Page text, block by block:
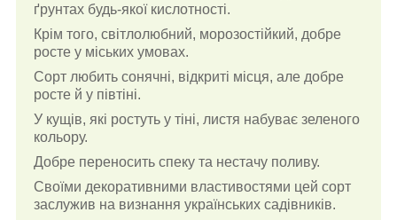
ґрунтах будь-якої кислотності.
Крім того, світлолюбний, морозостійкий, добре
росте у міських умовах.
Сорт любить сонячні, відкриті місця, але добре
росте й у півтіні.
У кущів, які ростуть у тіні, листя набуває зеленого
кольору.
Добре переносить спеку та нестачу поливу.
Своїми декоративними властивостями цей сорт
заслужив на визнання українських садівників.